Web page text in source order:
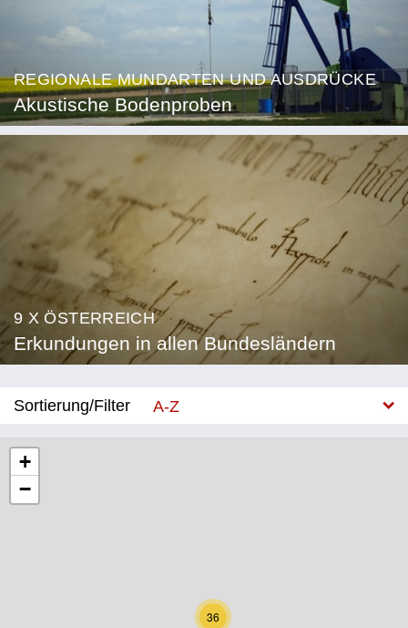
REGIONALE MUNDARTEN UND AUSDRÜCKE
Akustische Bodenproben
9 X ÖSTERREICH
Erkundungen in allen Bundesländern
Sortierung/Filter
A-Z
Niederösterreich
36
+
−